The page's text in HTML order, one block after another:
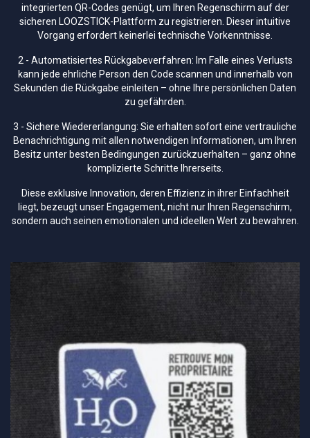
integrierten QR-Codes genügt, um Ihren Regenschirm auf der
sicheren LOOZSTICK-Plattform zu registrieren. Dieser intuitive
Vorgang erfordert keinerlei technische Vorkenntnisse.
2 - Automatisiertes Rückgabeverfahren: Im Falle eines Verlusts
kann jede ehrliche Person den Code scannen und innerhalb von
Sekunden die Rückgabe einleiten – ohne Ihre persönlichen Daten
zu gefährden.
3 - Sichere Wiedererlangung: Sie erhalten sofort eine vertrauliche
Benachrichtigung mit allen notwendigen Informationen, um Ihren
Besitz unter besten Bedingungen zurückzuerhalten – ganz ohne
komplizierte Schritte Ihrerseits.
Diese exklusive Innovation, deren Effizienz in ihrer Einfachheit
liegt, bezeugt unser Engagement, nicht nur Ihren Regenschirm,
sondern auch seinen emotionalen und ideellen Wert zu bewahren.